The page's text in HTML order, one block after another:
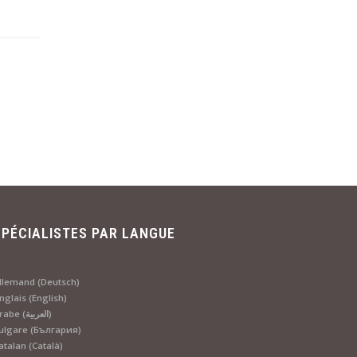
PAR LANGUE
(Deutsch)
(English)
Arabe (العربية)
(България)
(Català)